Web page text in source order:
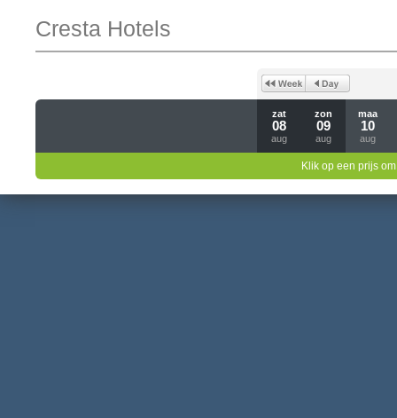
Cresta Hotels
zat
08
aug
zon
09
aug
maa
10
aug
Klik op een prijs